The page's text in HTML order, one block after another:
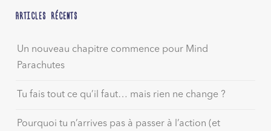
ARTICLES RÉCENTS
Un nouveau chapitre commence pour Mind
Parachutes
Tu fais tout ce qu’il faut… mais rien ne change ?
Pourquoi tu n’arrives pas à passer à l’action (et